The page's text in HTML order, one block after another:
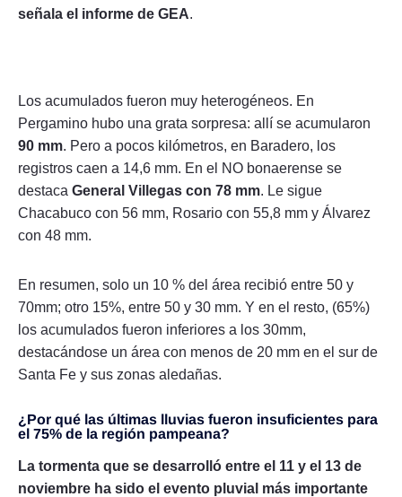
señala el informe de GEA.
Los acumulados fueron muy heterogéneos. En
Pergamino hubo una grata sorpresa: allí se acumularon
90 mm. Pero a pocos kilómetros, en Baradero, los
registros caen a 14,6 mm. En el NO bonaerense se
destaca General Villegas con 78 mm. Le sigue
Chacabuco con 56 mm, Rosario con 55,8 mm y Álvarez
con 48 mm.
En resumen, solo un 10 % del área recibió entre 50 y
70mm; otro 15%, entre 50 y 30 mm. Y en el resto, (65%)
los acumulados fueron inferiores a los 30mm,
destacándose un área con menos de 20 mm en el sur de
Santa Fe y sus zonas aledañas.
¿Por qué las últimas lluvias fueron insuficientes para
el 75% de la región pampeana?
La tormenta que se desarrolló entre el 11 y el 13 de
noviembre ha sido el evento pluvial más importante